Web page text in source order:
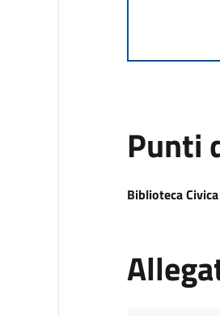
Punti
Biblioteca